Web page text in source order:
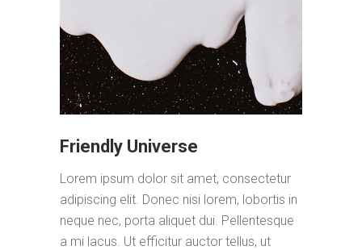
Friendly Universe
Lorem ipsum dolor sit amet, consectetur
adipiscing elit. Donec nisi lorem, lobortis in
neque nec, porta aliquet dui. Pellentesque
a mi lacus. Ut efficitur auctor tellus, ut